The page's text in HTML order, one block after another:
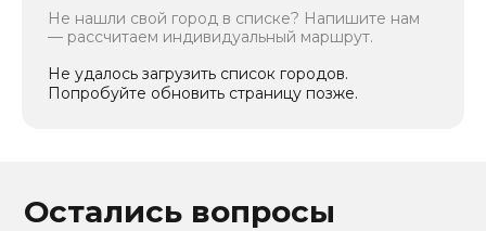
Не нашли свой город в списке? Напишите нам
— рассчитаем индивидуальный маршрут.
Не удалось загрузить список городов.
Попробуйте обновить страницу позже.
Остались вопросы